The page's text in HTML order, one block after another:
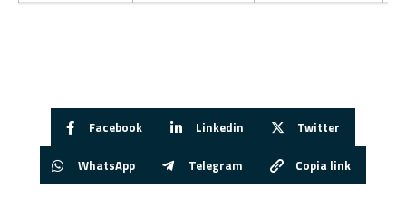
Facebook Linkedin Twitter
WhatsApp Telegram Copia link